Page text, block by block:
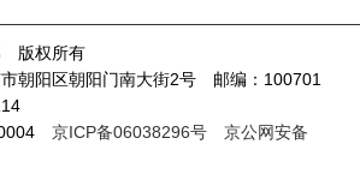
版权所有
朝阳区朝阳门南大街2号 邮编：100701
京ICP备06038296号
京公网安备